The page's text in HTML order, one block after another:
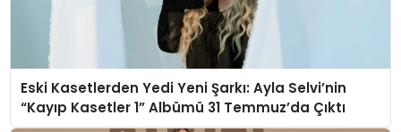
Eski Kasetlerden Yedi Yeni Şarkı: Ayla Selvi’nin
“Kayıp Kasetler 1” Albümü 31 Temmuz’da Çıktı